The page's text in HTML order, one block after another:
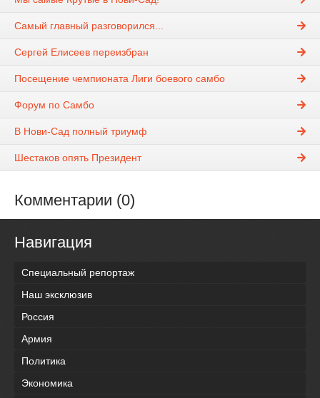
Самый главный разговорился...
Сергей Елисеев переизбран
Посещение чемпионата Лиги боевого самбо
Форум по Самбо
В Нови-Сад полный триумф
Шестаков опять Президент
Комментарии (0)
Навигация
Специальный репортаж
Наш эксклюзив
Россия
Армия
Политика
Экономика